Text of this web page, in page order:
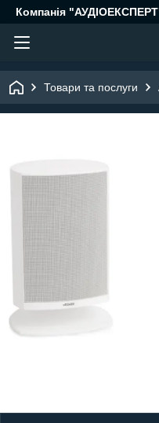
Компанія
Товари та послуги